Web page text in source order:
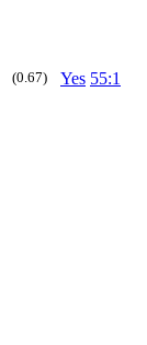
(0.67) Yes 55:1